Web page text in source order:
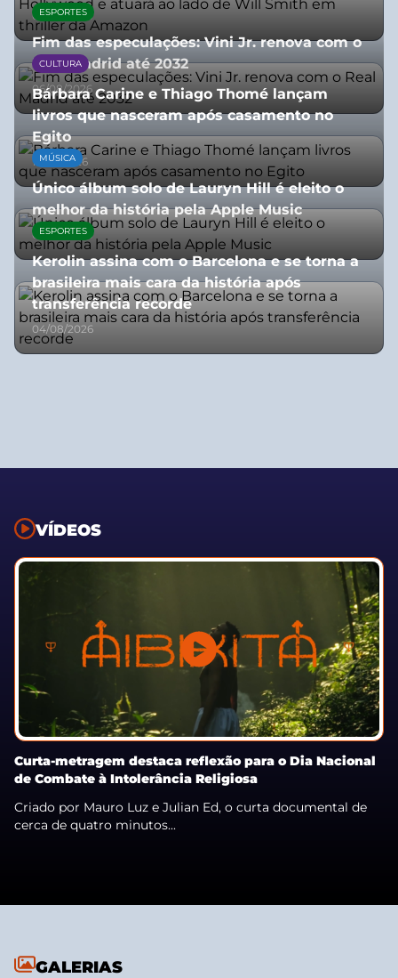
06/08/2026
ESPORTES
Fim das especulações: Vini Jr. renova com o
Real Madrid até 2032
06/08/2026
CULTURA
Bárbara Carine e Thiago Thomé lançam
livros que nasceram após casamento no
Egito
10/07/2026
MÚSICA
Único álbum solo de Lauryn Hill é eleito o
melhor da história pela Apple Music
06/08/2026
ESPORTES
Kerolin assina com o Barcelona e se torna a
brasileira mais cara da história após
transferência recorde
04/08/2026
VÍDEOS
Curta-metragem destaca reflexão para o Dia Nacional
de Combate à Intolerância Religiosa
Criado por Mauro Luz e Julian Ed, o curta documental de
cerca de quatro minutos...
GALERIAS